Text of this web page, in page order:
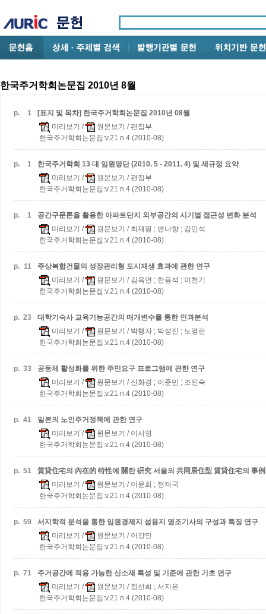
한국주거학회논문집 2010년 8월
p. 1
[표지 및 목차] 한국주거학회논문집 2010년 08월
미리보기 / 원문보기 / 편집부
한국주거학회논문집:v.21 n.4 (2010-08)
p. 1
한국주거학회 13 대 임원명단 (2010. 5 - 2011. 4) 및 제규정 요약
미리보기 / 원문보기 / 편집부
한국주거학회논문집:v.21 n.4 (2010-08)
p. 1
공간구문론을 활용한 아파트단지 외부공간의 시기별 접근성 변화 분석
미리보기 / 원문보기 / 최재필 ; 변나향 ; 김민석
한국주거학회논문집:v.21 n.4 (2010-08)
p. 11
주상복합건물의 성장관리형 도시재생 효과에 관한 연구
미리보기 / 원문보기 / 김옥연 ; 한용석 ; 이천기
한국주거학회논문집:v.21 n.4 (2010-08)
p. 23
대학기숙사 교육기능공간의 매개변수를 통한 인과분석
미리보기 / 원문보기 / 박행자 ; 박성진 ; 노영란
한국주거학회논문집:v.21 n.4 (2010-08)
p. 33
공동체 활성화를 위한 주민요구 프로그램에 관한 연구
미리보기 / 원문보기 / 신화경 ; 이준민 ; 조인숙
한국주거학회논문집:v.21 n.4 (2010-08)
p. 41
일본의 노인주거정책에 관한 연구
미리보기 / 원문보기 / 이서영
한국주거학회논문집:v.21 n.4 (2010-08)
p. 51 賃貸住宅의 內在的 特性에 關한 硏究 서울의 共同居住型 賃貸住宅의 事
미리보기 / 원문보기 / 이윤희 ; 정재국
한국주거학회논문집:v.21 n.4 (2010-08)
p. 59
서지학적 분석을 통한 임원경제지 섬용지 영조기사의 구성과 특징 연구
미리보기 / 원문보기 / 이강민
한국주거학회논문집:v.21 n.4 (2010-08)
p. 71
주거공간에 적용 가능한 신소재 특성 및 기준에 관한 기초 연구
미리보기 / 원문보기 / 정선희 ; 서지은
한국주거학회논문집:v.21 n.4 (2010-08)